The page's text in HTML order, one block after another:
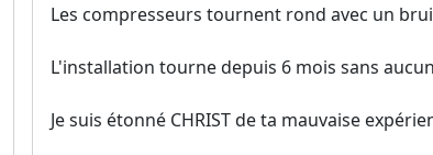
Les compresseurs tournent rond avec un
L'installation tourne depuis 6 mois sans
Je suis étonné CHRIST de ta mauvaise